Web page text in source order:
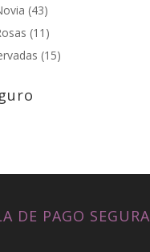
(43)
(11)
(15)
DE PAGO SEGURA